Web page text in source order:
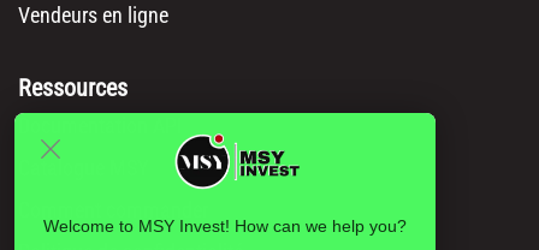
Vendeurs en ligne
Ressources
Welcome to MSY Invest! How can we help you?